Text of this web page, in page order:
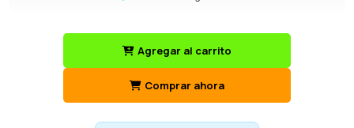
Agregar al carrito
Comprar ahora